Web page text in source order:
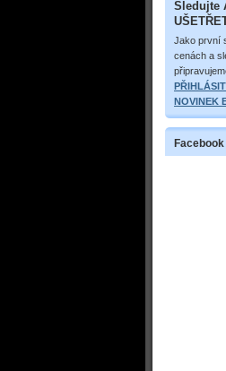
Sledujte
Jako první
cenách a
NOVINEK
Facebook